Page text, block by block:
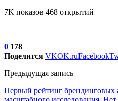
7K показов 468 открытий
0 178
Поделится VKOK.ruFacebook
Предыдущая запись
Первый рейтинг брендинговых